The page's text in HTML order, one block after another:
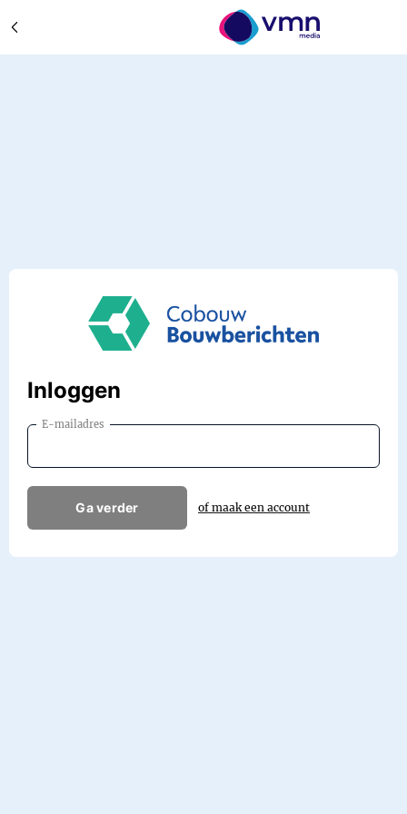
Inloggen
E-mailadres
Ga verder of maak een account